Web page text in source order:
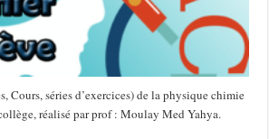
Cours, séries d’exercices) de la physique chimie
réalisé par prof : Moulay Med Yahya.